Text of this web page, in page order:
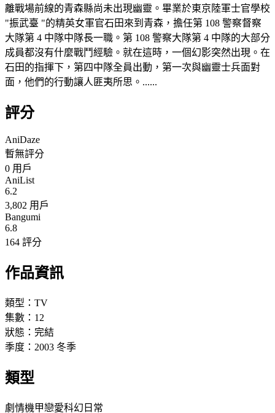
離戰場前線的青森縣尚未出現幽靈。畢業於東京陸軍士官學校
"振武臺 "的精英女軍官石田來到青森，擔任第 108 警察督察
大隊第 4 中隊中隊長一職。第 108 警察大隊第 4 中隊的大部分
成員都沒有什麼戰鬥經驗。就在這時，一個幻影突然出現。在
石田的指揮下，第四中隊全員出動，第一次與幽靈士兵面對
面，他們的行動讓人匪夷所思。......
評分
AniDaze
暫無評分
0 用戶
AniList
6.2
3,802 用戶
Bangumi
6.8
164 評分
作品資訊
類型： TV
集數： 12
狀態： 完結
季度： 2003 冬季
類型
劇情機甲戀愛科幻 日常